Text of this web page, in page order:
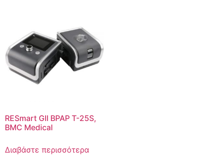
RESmart GII BPAP T-25S,
BMC Medical
Διαβάστε περισσότερα